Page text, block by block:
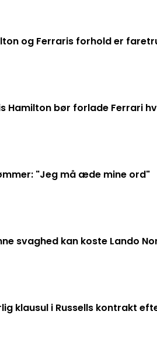
og Ferraris forhold er
Hamilton bør forlade Ferrari
"Jeg må æde mine ord"
svaghed kan koste Lando
klausul i Russells kontrakt